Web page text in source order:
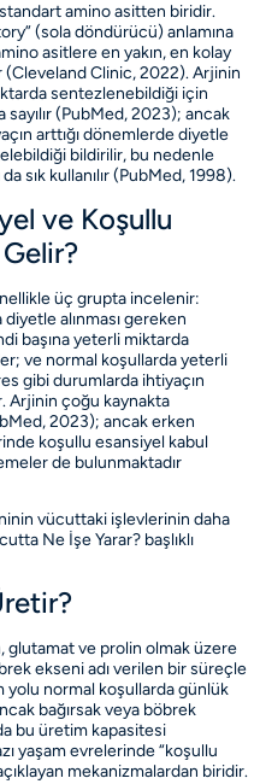
amino asitten biridir.
(sola döndürücü) anlamına
asitlere en yakın, en kolay
(Cleveland Clinic, 2022). Arjinin
sentezlenebildiği için
(PubMed, 2023); ancak
arttığı dönemlerde diyetle
bildirilir, bu nedenle
sık kullanılır(PubMed, 1998).
ve Koşullu
üç grupta incelenir:
alınması gereken
başına yeterli miktarda
ve normal koşullarda yeterli
gibi durumlarda ihtiyaçın
Arjinin çoğu kaynakta
2023); ancak erken
koşullu esansiyel kabul
de bulunmaktadır
vücuttaki işlevlerinin daha
Ne İşe Yarar? başlıklı
glutamat ve prolin olmak üzere
ekseni adı verilen bir süreçle
yolu normal koşullarda günlük
bağırsak veya böbrek
bu üretim kapasitesi
yaşam evrelerinde “koşullu
mekanizmalardan biridir.